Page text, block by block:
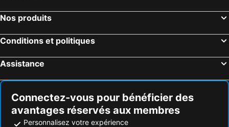
New York, New York Hôtels
Destin, Floride Hôtels
Gatlinburg, Tennessee Hôtels
Nos produits
Conditions et politiques
Assistance
Connectez-vous pour bénéficier des
avantages réservés aux membres
Personnalisez votre expérience